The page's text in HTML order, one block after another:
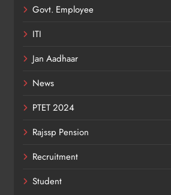
Govt. Employee
ITI
Jan Aadhaar
News
PTET 2024
Rajssp Pension
Recruitment
Student